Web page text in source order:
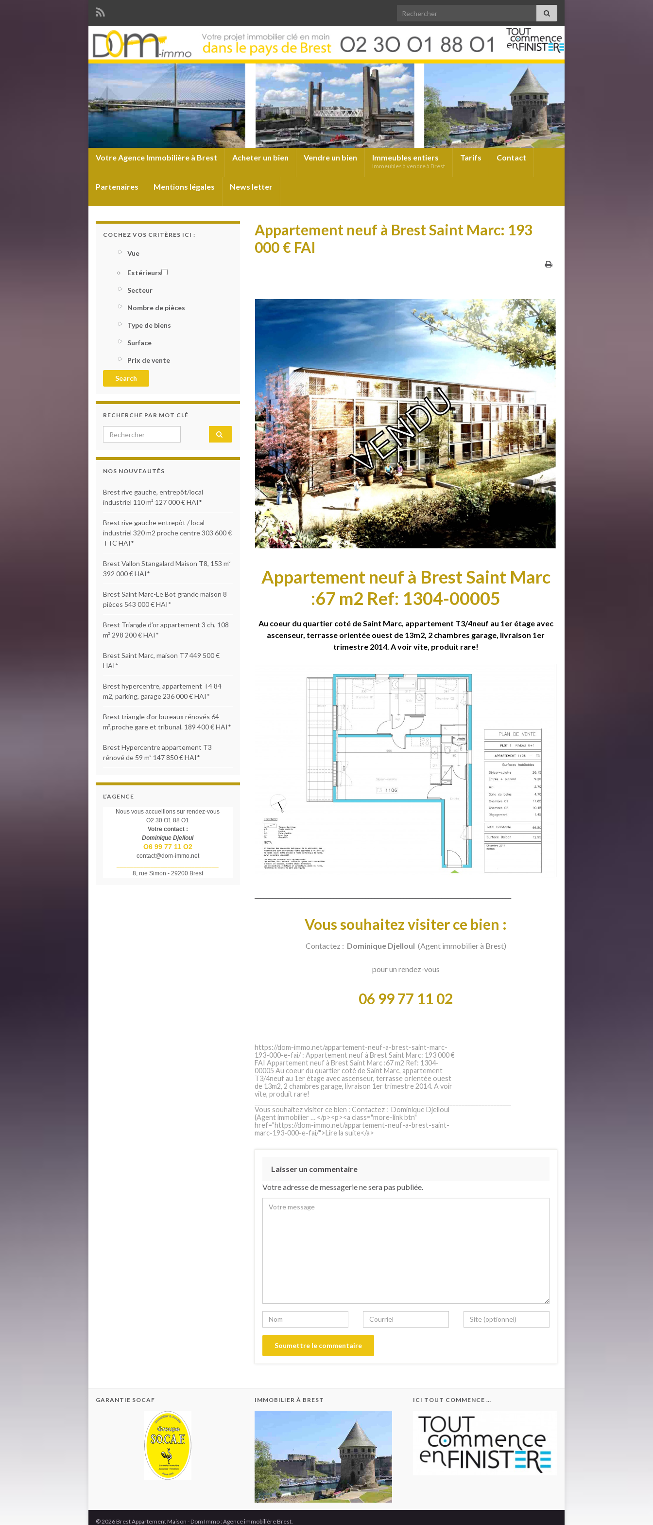
Votre Agence Immobilière à Brest Acheter un bien Vendre un bien Immeubles entiers
Immeubles à vendre à Brest
Tarifs Contact
Partenaires Mentions légales News letter
Appartement neuf à Brest Saint Marc: 193
000 € FAI
Appartement neuf à Brest Saint Marc
:67 m2 Ref: 1304-00005
Au coeur du quartier coté de Saint Marc, appartement T3/4neuf au 1er étage avec
ascenseur, terrasse orientée ouest de 13m2, 2 chambres garage, livraison 1er
trimestre 2014. A voir vite, produit rare!
Vous souhaitez visiter ce bien :
Contactez : Dominique Djelloul (Agent immobilier à Brest)
pour un rendez-vous
06 99 77 11 02
https://dom-immo.net/appartement-neuf-a-brest-saint-marc-
193-000-e-fai/ : Appartement neuf à Brest Saint Marc: 193 000 €
FAI Appartement neuf à Brest Saint Marc :67 m2 Ref: 1304-
00005 Au coeur du quartier coté de Saint Marc, appartement
T3/4neuf au 1er étage avec ascenseur, terrasse orientée ouest
de 13m2, 2 chambres garage, livraison 1er trimestre 2014. A voir
vite, produit rare!
Vous souhaitez visiter ce bien : Contactez : Dominique Djelloul
(Agent immobilier … </p><p><a class="more-link btn"
href="https://dom-immo.net/appartement-neuf-a-brest-saint-
marc-193-000-e-fai/">Lire la suite</a>
Laisser un commentaire
Votre adresse de messagerie ne sera pas publiée.
COCHEZ VOS CRITÈRES ICI :
Vue
Extérieurs
Secteur
Nombre de pièces
Type de biens
Surface
Prix de vente
RECHERCHE PAR MOT CLÉ
NOS NOUVEAUTÉS
Brest rive gauche, entrepôt/local
industriel 110 m² 127 000 € HAI*
Brest rive gauche entrepôt / local
industriel 320 m2 proche centre 303 600 €
TTC HAI*
Brest Vallon Stangalard Maison T8, 153 m²
392 000 € HAI*
Brest Saint Marc-Le Bot grande maison 8
pièces 543 000 € HAI*
Brest Triangle d’or appartement 3 ch, 108
m² 298 200 € HAI*
Brest Saint Marc, maison T7 449 500 €
HAI*
Brest hypercentre, appartement T4 84
m2, parking, garage 236 000 € HAI*
Brest triangle d’or bureaux rénovés 64
m²,proche gare et tribunal. 189 400 € HAI*
Brest Hypercentre appartement T3
rénové de 59 m² 147 850 € HAI*
L’AGENCE
Nous vous accueillons sur rendez-vous
O2 30 O1 88 O1
Votre contact :
Dominique Djelloul
O6 99 77 11 O2
contact@dom-immo.net
8, rue Simon - 29200 Brest
GARANTIE SOCAF IMMOBILIER À BREST ICI TOUT COMMENCE …
© 2026 Brest Appartement Maison - Dom Immo : Agence immobilière Brest.